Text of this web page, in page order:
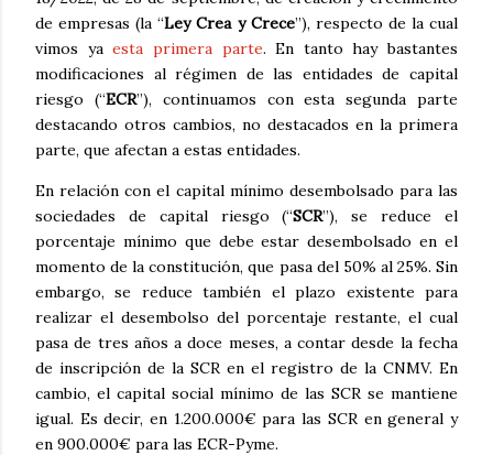
de empresas (la “Ley Crea y Crece”), respecto de la cual
vimos yaesta primera parte. En tanto hay bastantes
modificaciones al régimen de las entidades de capital
riesgo (“ECR”), continuamos con esta segunda parte
destacando otros cambios, no destacados en la primera
parte, que afectan a estas entidades.
En relación con el capital mínimo desembolsado para las
sociedades de capital riesgo (“SCR”), se reduce el
porcentaje mínimo que debe estar desembolsado en el
momento de la constitución, que pasa del 50% al 25%. Sin
embargo, se reduce también el plazo existente para
realizar el desembolso del porcentaje restante, el cual
pasa de tres años a doce meses, a contar desde la fecha
de inscripción de la SCR en el registro de la CNMV. En
cambio, el capital social mínimo de las SCR se mantiene
igual. Es decir, en 1.200.000€ para las SCR en general y
en 900.000€ para las ECR-Pyme.